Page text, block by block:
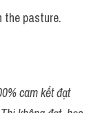
the pasture.
cam kết đạt